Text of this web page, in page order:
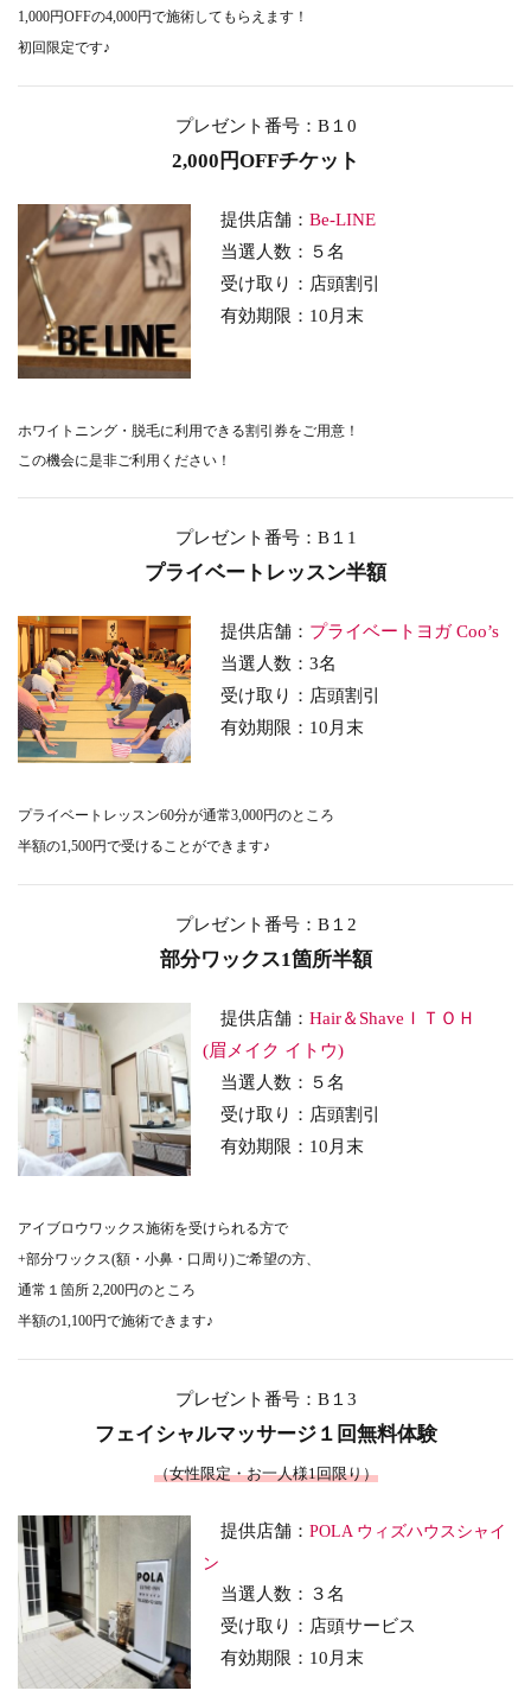
1,000円OFFの4,000円で施術してもらえます！
初回限定です♪
プレゼント番号：B１0
2,000円OFFチケット
提供店舗：Be-LINE
当選人数：５名
受け取り ：店頭割引
有効期限：10月末
ホワイトニング・脱毛に利用できる割引券をご用意！
この機会に是非ご利用ください！
プレゼント番号：B１1
プライベートレッスン半額
提供店舗： プライベートヨガ Coo’s
当選人数：3名
受け取り ：店頭割引
有効期限：10月末
プライベートレッスン60分が通常3,000円のところ
半額の1,500円で受けることができます♪
プレゼント番号：B１2
部分ワックス1箇所半額
提供店舗：Hair＆ShaveＩＴＯＨ
(眉メイク イトウ)
当選人数：５名
受け取り ：店頭割引
有効期限：10月末
アイブロウワックス施術を受けられる方で
+部分ワックス(額・小鼻・口周り)ご希望の方、
通常１箇所 2,200円のところ
半額の1,100円で施術できます♪
プレゼント番号：B１3
フェイシャルマッサージ１回無料体験
（女性限定・お一人様1回限り）
提供店舗：POLA ウィズハウスシャイ
ン
当選人数：３名
受け取り：店頭サービス
有効期限：10月末